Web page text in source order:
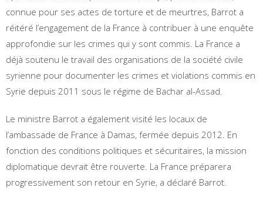
connue pour ses actes de torture et de meurtres, Barrot a
réitéré l’engagement de la France à contribuer à une enquête
approfondie sur les crimes qui y sont commis. La France a
déjà soutenu le travail des organisations de la société civile
syrienne pour documenter les crimes et violations commis en
Syrie depuis 2011 sous le régime de Bachar al-Assad.
Le ministre Barrot a également visité les locaux de
l’ambassade de France à Damas, fermée depuis 2012. En
fonction des conditions politiques et sécuritaires, la mission
diplomatique devrait être rouverte. La France préparera
progressivement son retour en Syrie, a déclaré Barrot.